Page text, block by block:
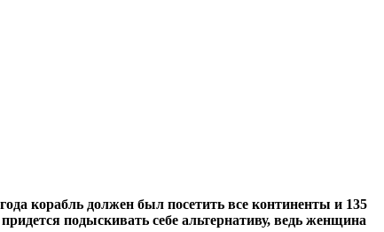
корабль должен был посетить все континенты и 135
подыскивать себе альтернативу, ведь женщина